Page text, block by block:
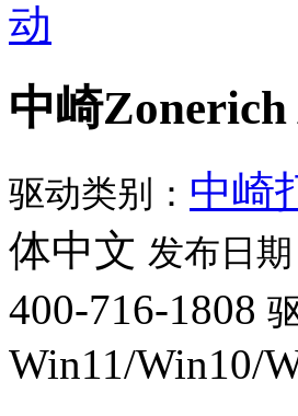
动
中崎
驱动类别： 中崎
体中文 发布日期
400-716-1808
Win11/Win10/